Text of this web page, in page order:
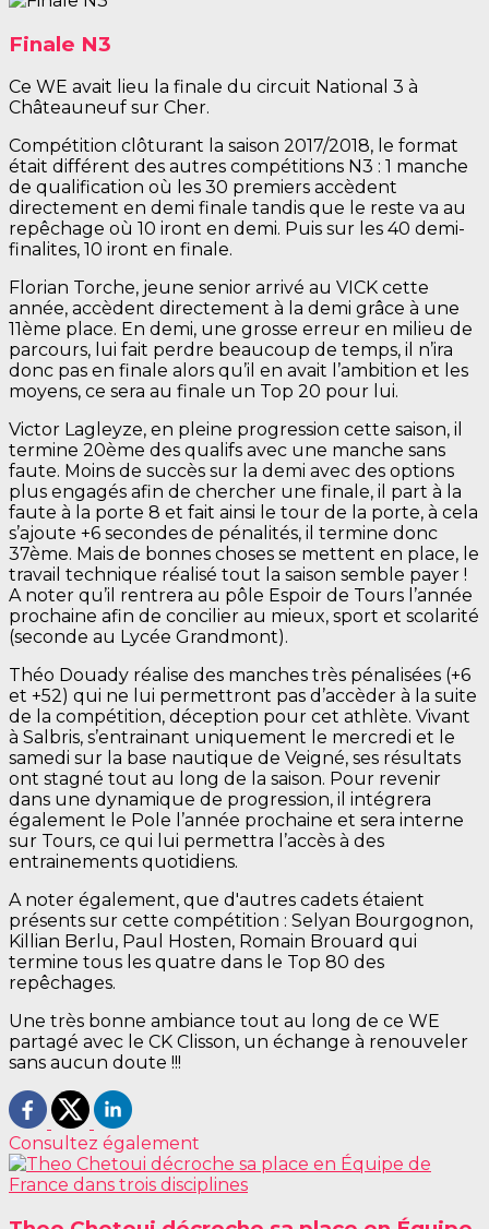
Finale N3
Ce WE avait lieu la finale du circuit National 3 à
Châteauneuf sur Cher.
Compétition clôturant la saison 2017/2018, le format
était différent des autres compétitions N3 : 1 manche
de qualification où les 30 premiers accèdent
directement en demi finale tandis que le reste va au
repêchage où 10 iront en demi. Puis sur les 40 demi-
finalites, 10 iront en finale.
Florian Torche, jeune senior arrivé au VICK cette
année, accèdent directement à la demi grâce à une
11ème place. En demi, une grosse erreur en milieu de
parcours, lui fait perdre beaucoup de temps, il n’ira
donc pas en finale alors qu’il en avait l’ambition et les
moyens, ce sera au finale un Top 20 pour lui.
Victor Lagleyze, en pleine progression cette saison, il
termine 20ème des qualifs avec une manche sans
faute. Moins de succès sur la demi avec des options
plus engagés afin de chercher une finale, il part à la
faute à la porte 8 et fait ainsi le tour de la porte, à cela
s’ajoute +6 secondes de pénalités, il termine donc
37ème. Mais de bonnes choses se mettent en place, le
travail technique réalisé tout la saison semble payer !
A noter qu’il rentrera au pôle Espoir de Tours l’année
prochaine afin de concilier au mieux, sport et scolarité
(seconde au Lycée Grandmont).
Théo Douady réalise des manches très pénalisées (+6
et +52) qui ne lui permettront pas d’accèder à la suite
de la compétition, déception pour cet athlète. Vivant
à Salbris, s’entrainant uniquement le mercredi et le
samedi sur la base nautique de Veigné, ses résultats
ont stagné tout au long de la saison. Pour revenir
dans une dynamique de progression, il intégrera
également le Pole l’année prochaine et sera interne
sur Tours, ce qui lui permettra l’accès à des
entrainements quotidiens.
A noter également, que d'autres cadets étaient
présents sur cette compétition : Selyan Bourgognon,
Killian Berlu, Paul Hosten, Romain Brouard qui
termine tous les quatre dans le Top 80 des
repêchages.
Une très bonne ambiance tout au long de ce WE
partagé avec le CK Clisson, un échange à renouveler
sans aucun doute !!!
Consultez également